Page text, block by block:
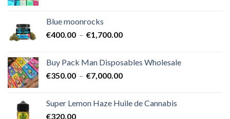
Blue moonrocks
€400.00 – €1,700.00Plage
€400.00
à
Buy Pack Man Disposables Wholesale
€350.00 – €7,000.00Plage
€350.00
Super Lemon Haze Huile de Cannabis
€320.00